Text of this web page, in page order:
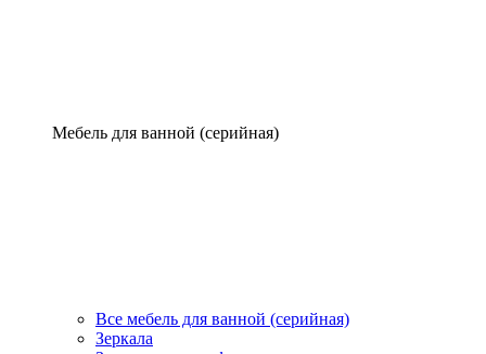
Мебель для ванной (серийная)
Все мебель для ванной (серийная)
Зеркала